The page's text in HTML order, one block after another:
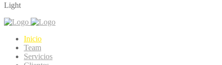
Light
Inicio
Team
Servicios